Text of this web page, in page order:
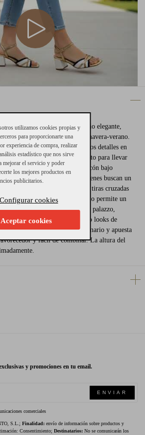
tacón bajo Bibilou, un diseño elegante,
completar tus looks de primavera-verano.
dorado metalizado y pequeños detalles en
sofisticado y luminoso, perfecto para llevar
en ocasiones especiales. El tacón bajo
y comodidad, ideal para quienes buscan un
al confort. Su diseño de tiras cruzadas
el cierre con hebilla al tobillo permite un
con vestidos midi, pantalones palazzo,
blancos, trajes de chaqueta o looks de
estas sandalias Bibilou a tu armario y apuesta
y fácil de combinar. La altura del
y promociones en tu email.
ENVIAR
comerciales
S.L.; Finalidad: envío de información sobre productos y
Consentimiento; Destinatarios: No se comunicarán los
utilizamos cookies propias y
para proporcionarte una
experiencia de compra, realizar
estadístico que nos sirve
mejorar el servicio y poder
los mejores productos en
publicitarios.
Configurar cookies
Aceptar cookies